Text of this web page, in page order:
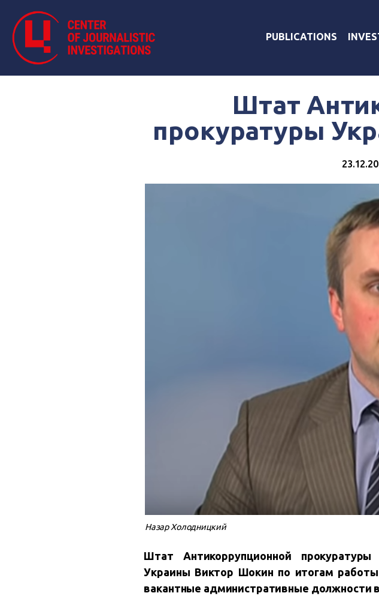
PUBLICATIONS
Штат
прокуратуры
Назар Холодницкий
Штат Антикоррупционной
Украины Виктор Шокин по итогам работы
вакантные административные должности